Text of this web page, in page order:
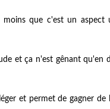
moins que c'est un
et ça n'est gênant qu'en
et permet de gagner